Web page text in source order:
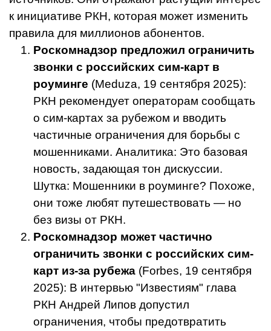
к инициативе РКН, которая может изменить
правила для миллионов абонентов.
Роскомнадзор предложил ограничить
звонки с российских сим-карт в
роуминге (Meduza, 19 сентября 2025):
РКН рекомендует операторам сообщать
о сим-картах за рубежом и вводить
частичные ограничения для борьбы с
мошенниками. Аналитика: Это базовая
новость, задающая тон дискуссии.
Шутка: Мошенники в роуминге? Похоже,
они тоже любят путешествовать — но
без визы от РКН.
Роскомнадзор может частично
ограничить звонки с российских сим-
карт из-за рубежа (Forbes, 19 сентября
2025): В интервью "Известиям" глава
РКН Андрей Липов допустил
ограничения, чтобы предотвратить